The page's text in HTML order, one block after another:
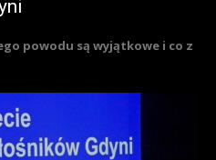
powodu są wyjątkowe i co z